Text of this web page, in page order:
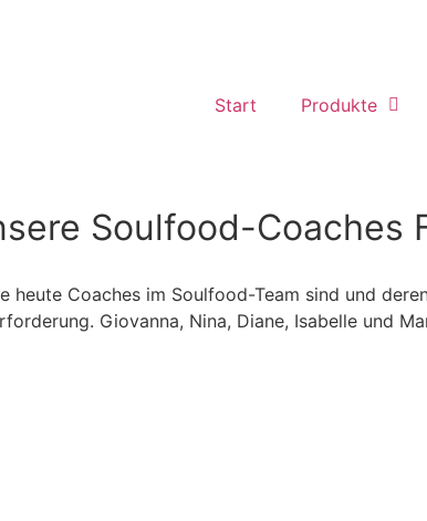
Start Produkte
Soulfood-Coaches
Coaches im Soulfood-Team sind und
Giovanna, Nina, Diane, Isabelle und